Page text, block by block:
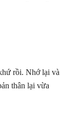
rồi. Nhớ lại và
thân lại vừa